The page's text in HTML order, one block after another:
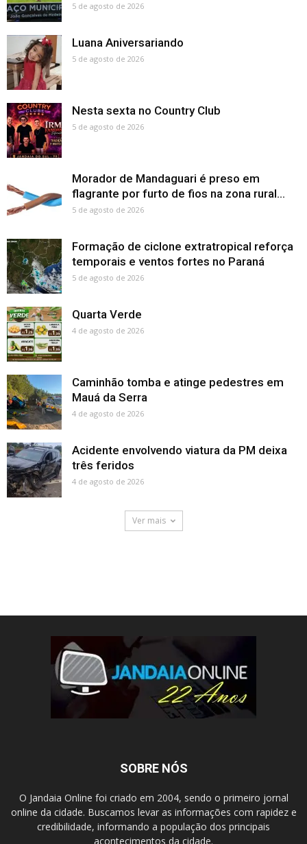
5 de agosto de 2026
Luana Aniversariando
5 de agosto de 2026
Nesta sexta no Country Club
5 de agosto de 2026
Morador de Mandaguari é preso em
flagrante por furto de fios na zona rural...
5 de agosto de 2026
Formação de ciclone extratropical reforça
temporais e ventos fortes no Paraná
5 de agosto de 2026
Quarta Verde
4 de agosto de 2026
Caminhão tomba e atinge pedestres em
Mauá da Serra
4 de agosto de 2026
Acidente envolvendo viatura da PM deixa
três feridos
4 de agosto de 2026
Ver mais
SOBRE NÓS
O Jandaia Online foi criado em 2004, sendo o primeiro jornal
online da cidade. Buscamos levar as informações com rapidez e
credibilidade, informando a população dos principais
acontecimentos da cidade.